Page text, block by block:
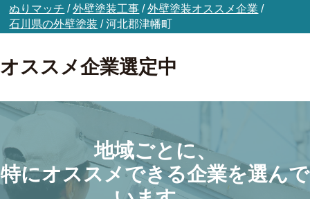
ぬりマッチ /外壁塗装工事 /外壁塗装オススメ企業 /
石川県の外壁塗装 /河北郡津幡町
オススメ企業選定中
地域ごとに、
特にオススメできる企業を選んで